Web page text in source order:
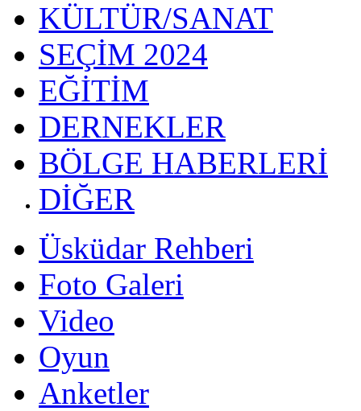
KÜLTÜR/SANAT
SEÇİM 2024
EĞİTİM
DERNEKLER
BÖLGE HABERLERİ
DİĞER
Üsküdar Rehberi
Foto Galeri
Video
Oyun
Anketler